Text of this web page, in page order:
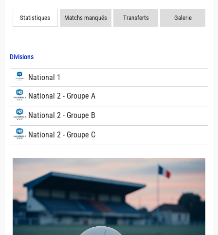
Divisions
National 1
National 2 - Groupe A
National 2 - Groupe B
National 2 - Groupe C
Statistiques Matchs manqués Transferts Galerie